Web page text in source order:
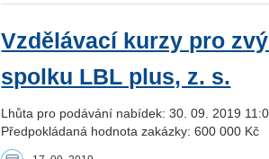
Vzdělávací kurzy pro
spolku LBL plus, z. s.
Lhůta pro podávání nabídek: 30. 09. 2019
Předpokládaná hodnota zakázky: 600 000 Kč